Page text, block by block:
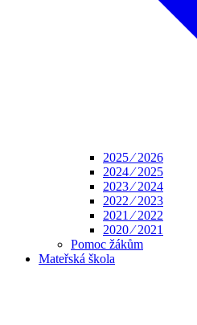
2025 ⁄ 2026
2024 ⁄ 2025
2023 ⁄ 2024
2022 ⁄ 2023
2021 ⁄ 2022
2020 ⁄ 2021
Pomoc žákům
Mateřská škola